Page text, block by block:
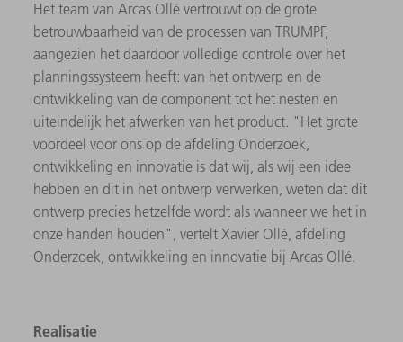
Het team van Arcas Ollé vertrouwt op de grote
betrouwbaarheid van de processen van TRUMPF,
aangezien het daardoor volledige controle over het
planningssysteem heeft: van het ontwerp en de
ontwikkeling van de component tot het nesten en
uiteindelijk het afwerken van het product. "Het grote
voordeel voor ons op de afdeling Onderzoek,
ontwikkeling en innovatie is dat wij, als wij een idee
hebben en dit in het ontwerp verwerken, weten dat dit
ontwerp precies hetzelfde wordt als wanneer we het in
onze handen houden", vertelt Xavier Ollé, afdeling
Onderzoek, ontwikkeling en innovatie bij Arcas Ollé.
Realisatie